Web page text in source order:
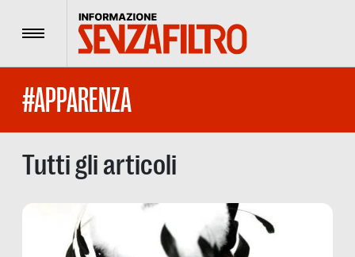
Menu
#APPARENZA
Tutti gli articoli